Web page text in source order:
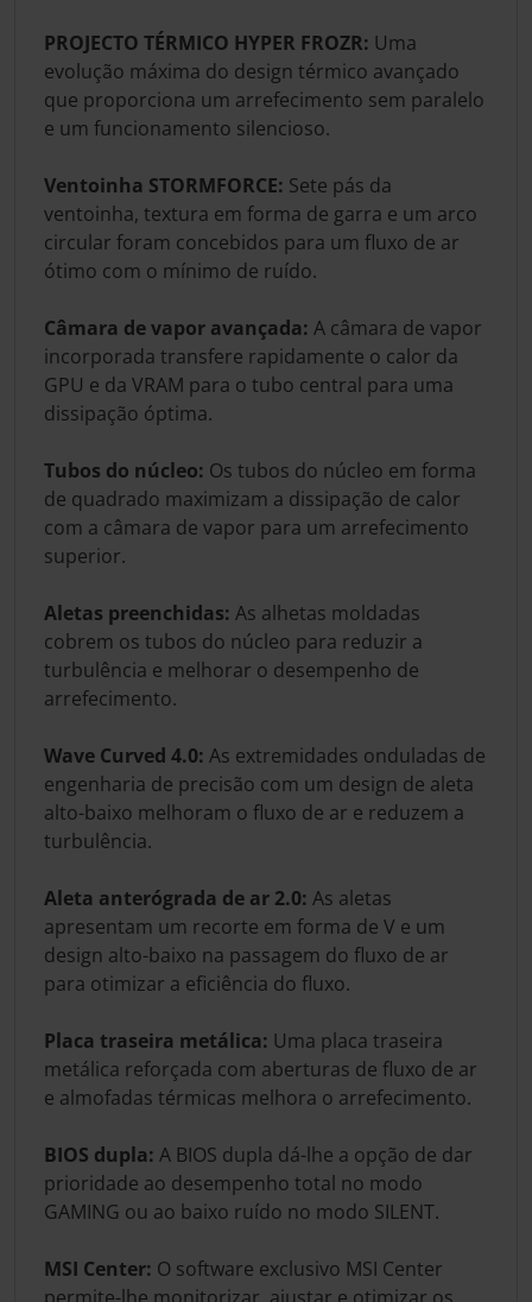
PROJECTO TÉRMICO HYPER FROZR: Uma
evolução máxima do design térmico avançado
que proporciona um arrefecimento sem paralelo
e um funcionamento silencioso.
Ventoinha STORMFORCE: Sete pás da
ventoinha, textura em forma de garra e um arco
circular foram concebidos para um fluxo de ar
ótimo com o mínimo de ruído.
Câmara de vapor avançada: A câmara de vapor
incorporada transfere rapidamente o calor da
GPU e da VRAM para o tubo central para uma
dissipação óptima.
Tubos do núcleo: Os tubos do núcleo em forma
de quadrado maximizam a dissipação de calor
com a câmara de vapor para um arrefecimento
superior.
Aletas preenchidas: As alhetas moldadas
cobrem os tubos do núcleo para reduzir a
turbulência e melhorar o desempenho de
arrefecimento.
Wave Curved 4.0: As extremidades onduladas de
engenharia de precisão com um design de aleta
alto-baixo melhoram o fluxo de ar e reduzem a
turbulência.
Aleta anterógrada de ar 2.0: As aletas
apresentam um recorte em forma de V e um
design alto-baixo na passagem do fluxo de ar
para otimizar a eficiência do fluxo.
Placa traseira metálica: Uma placa traseira
metálica reforçada com aberturas de fluxo de ar
e almofadas térmicas melhora o arrefecimento.
BIOS dupla: A BIOS dupla dá-lhe a opção de dar
prioridade ao desempenho total no modo
GAMING ou ao baixo ruído no modo SILENT.
MSI Center: O software exclusivo MSI Center